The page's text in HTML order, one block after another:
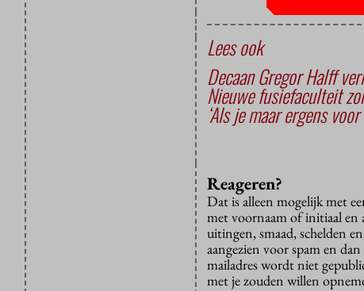
Lees ook
Decaan Gregor Halff
Nieuwe fusiefaculteit
‘Als je maar ergens
Reageren?
Dat is alleen mogelijk met
met voornaam of initiaal en
uitingen, smaad, schelden
aangezien voor spam en
mailadres wordt niet
met je zouden willen